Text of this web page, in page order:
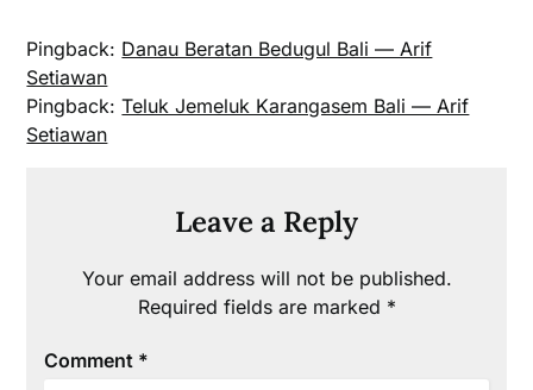
Pingback: Danau Beratan Bedugul Bali — Arif
Setiawan
Pingback:Teluk Jemeluk Karangasem Bali — Arif
Setiawan
Leave a Reply
Your email address will not be published.
Required fields are marked *
Comment *